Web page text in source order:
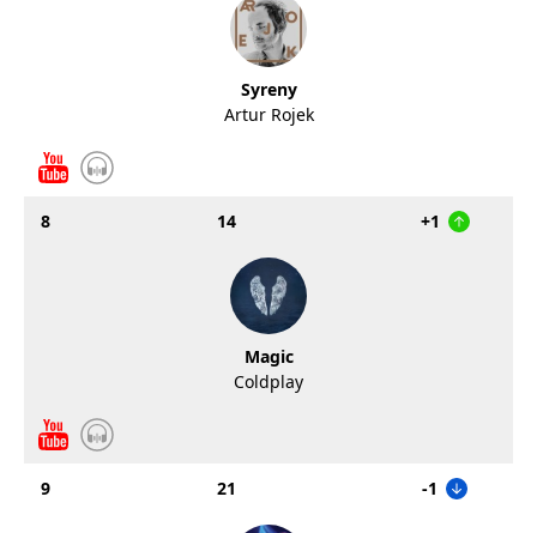
Syreny
Artur Rojek
8 14 +1
Magic
Coldplay
9 21 -1